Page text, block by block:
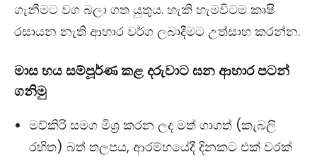
ගැනීමට වග බලා ගත යුතුය. හැකි හැමවිටම කෘෂි
රසායන නැති ආහාර වර්ග ලබාදීමට උත්සාහ කරන්න.
මාස හය සම්පූර්ණ කළ දරුවාට ඝන ආහාර පටන්
ගනිමු
මව්කිරි සමග මිශ‍්‍ර කරන ලද මත් ගාගත් (කැබලි
රහිත) බත් තලපය, ආරම්භයේදී දිනකට එක් වරක්